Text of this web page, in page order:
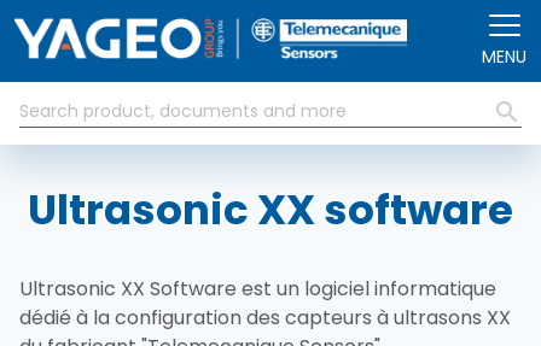
MENU
Ultrasonic XX software
Ultrasonic XX Software est un logiciel informatique
dédié à la configuration des capteurs à ultrasons XX